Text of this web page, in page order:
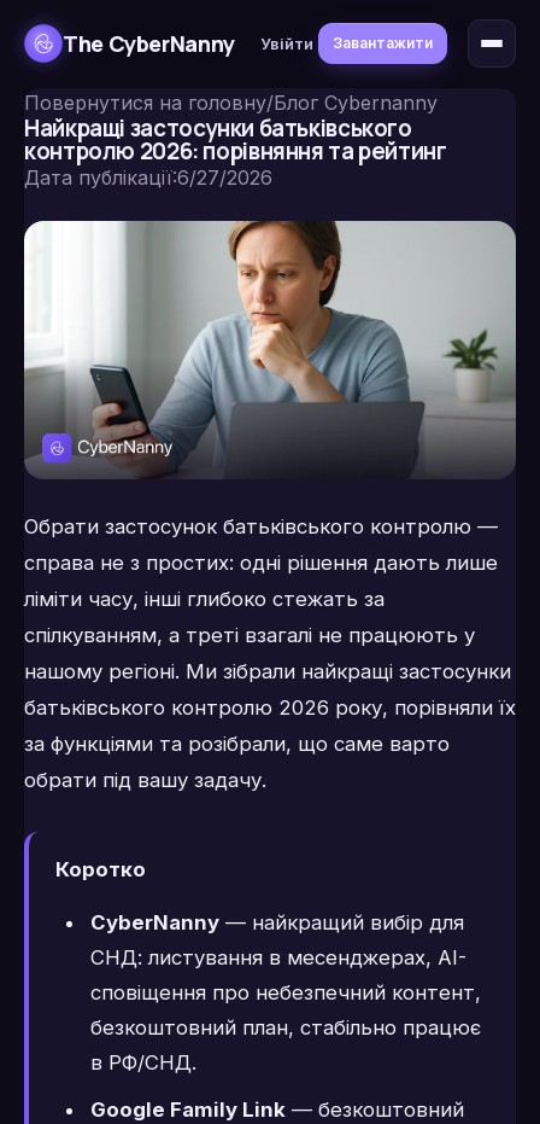
The CyberNanny Увійти Завантажити
Повернутися на головну/Блог Cybernanny
Найкращі застосунки батьківського
контролю 2026: порівняння та рейтинг
Дата публікації:6/27/2026
Обрати застосунок батьківського контролю —
справа не з простих: одні рішення дають лише
ліміти часу, інші глибоко стежать за
спілкуванням, а треті взагалі не працюють у
нашому регіоні. Ми зібрали найкращі застосунки
батьківського контролю 2026 року, порівняли їх
за функціями та розібрали, що саме варто
обрати під вашу задачу.
Коротко
CyberNanny— найкращий вибір для
СНД: листування в месенджерах, AI-
сповіщення про небезпечний контент,
безкоштовний план, стабільно працює
в РФ/СНД.
Google Family Link— безкоштовний